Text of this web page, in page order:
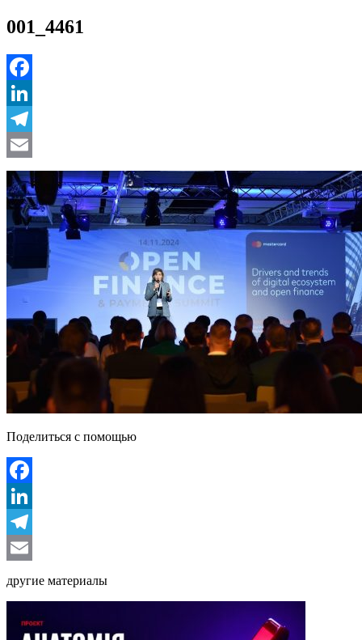
001_4461
Facebook
LinkedIn
Telegram
Email
Поделиться с помощью
Facebook
LinkedIn
Telegram
другие материалы